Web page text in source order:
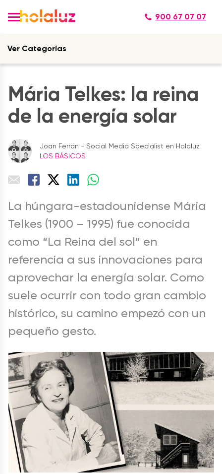
900 67 07 07
Ver Categorías
Mária Telkes: la reina
de la energía solar
Joan Ferran - Social Media Specialist en Holaluz
LOS BÁSICOS
La húngara-estadounidense Mária
Telkes (1900 – 1995) fue conocida
como “La Reina del sol” en
referencia a sus innovaciones para
aprovechar la energía solar. Como
suele ocurrir con todo gran cambio
histórico, su camino empezó con un
pequeño gesto.